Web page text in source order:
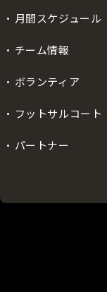
月間スケジュール
チーム情報
ボランティア
フットサルコート
パートナー